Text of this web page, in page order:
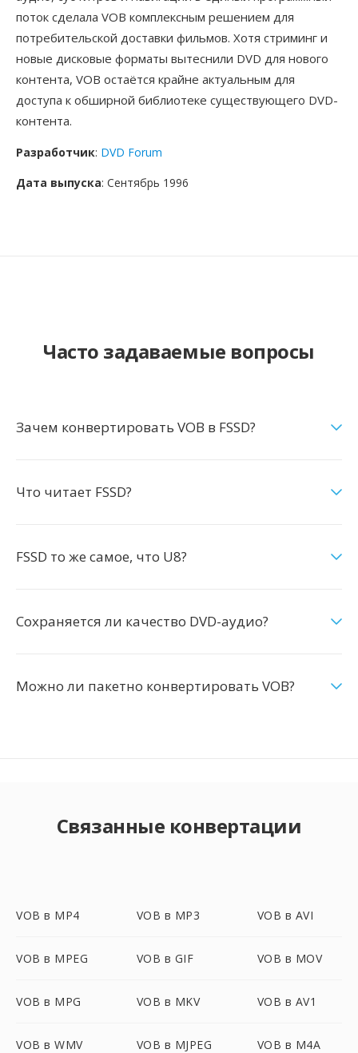
поток сделала VOB комплексным решением для
потребительской доставки фильмов. Хотя стриминг и
новые дисковые форматы вытеснили DVD для нового
контента, VOB остаётся крайне актуальным для
доступа к обширной библиотеке существующего DVD-
контента.
Разработчик: DVD Forum
Дата выпуска: Сентябрь 1996
Часто задаваемые вопросы
Зачем конвертировать VOB в FSSD?
Что читает FSSD?
FSSD то же самое, что U8?
Сохраняется ли качество DVD-аудио?
Можно ли пакетно конвертировать VOB?
Связанные конвертации
VOB в MP4 VOB в MP3 VOB в AVI
VOB в MPEG VOB в GIF VOB в MOV
VOB в MPG VOB в MKV VOB в AV1
VOB в WMV VOB в MJPEG VOB в M4A